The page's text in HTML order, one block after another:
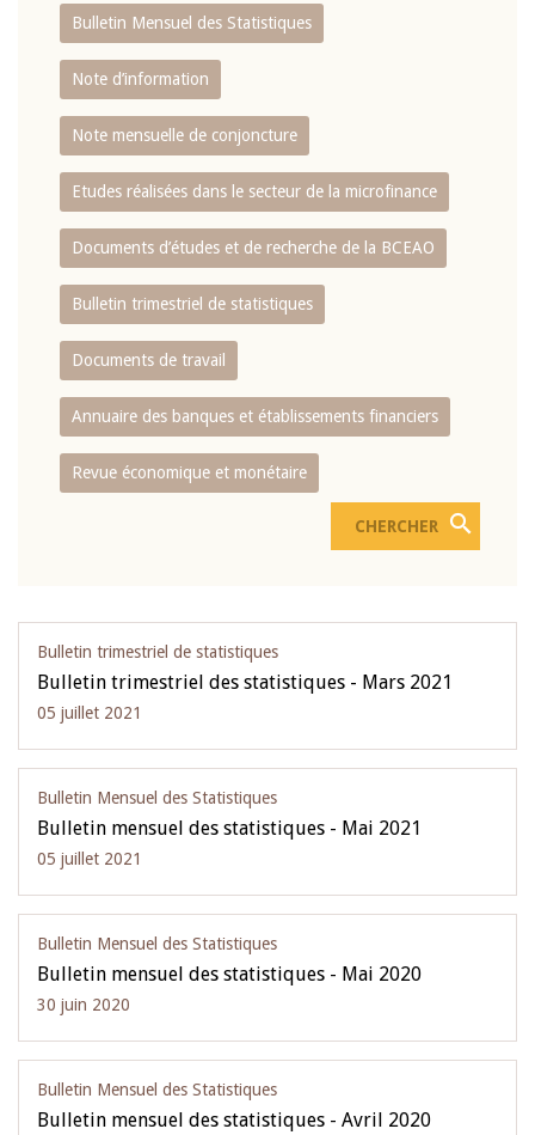
Bulletin Mensuel des Statistiques
Note d’information
Note mensuelle de conjoncture
Etudes réalisées dans le secteur de la microfinance
Documents d’études et de recherche de la BCEAO
Bulletin trimestriel de statistiques
Documents de travail
Annuaire des banques et établissements financiers
Revue économique et monétaire
Bulletin trimestriel de statistiques
Bulletin trimestriel des statistiques - Mars 2021
05 juillet 2021
Bulletin Mensuel des Statistiques
Bulletin mensuel des statistiques - Mai 2021
05 juillet 2021
Bulletin Mensuel des Statistiques
Bulletin mensuel des statistiques - Mai 2020
30 juin 2020
Bulletin Mensuel des Statistiques
Bulletin mensuel des statistiques - Avril 2020